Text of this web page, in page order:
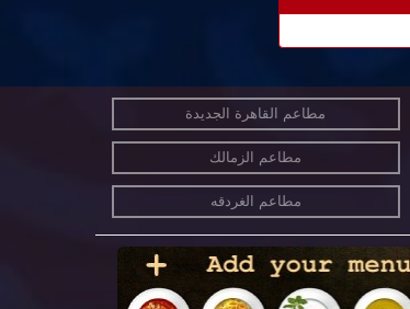
مطاعم القاهرة الجديدة
مطاعم الزمالك
مطاعم الغردقه